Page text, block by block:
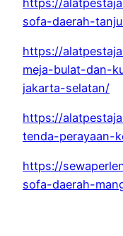
sofa-daerah-
https://
meja-bulat-dan-
jakarta-selatan/
https://
tenda-perayaan-
https://
sofa-daerah-